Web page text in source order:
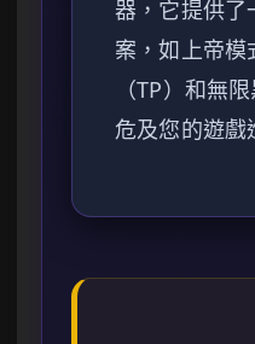
器，它提供了
案，如上帝模
（TP）和無
危及您的遊戲